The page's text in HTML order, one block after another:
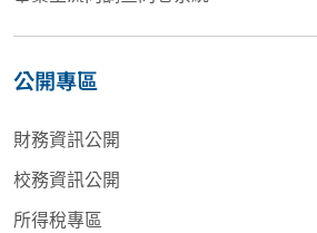
公開專區
財務資訊公開
校務資訊公開
所得稅專區